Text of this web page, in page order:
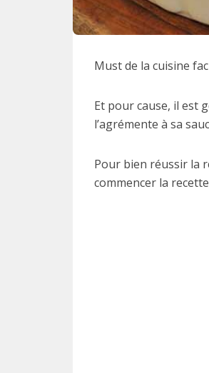
Must de la cuisine
Et pour cause, il est
l’agrémente à sa
Pour bien réussir la
commencer la